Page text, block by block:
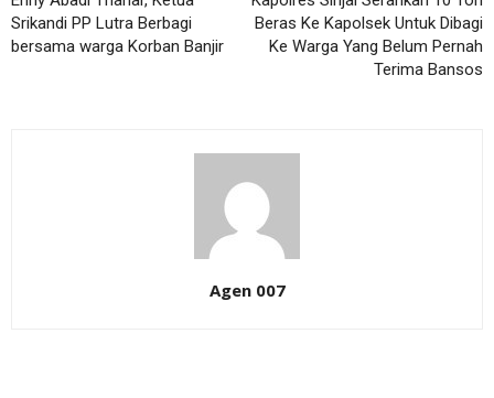
Srikandi PP Lutra Berbagi
bersama warga Korban Banjir
Beras Ke Kapolsek Untuk Dibagi
Ke Warga Yang Belum Pernah
Terima Bansos
Agen 007